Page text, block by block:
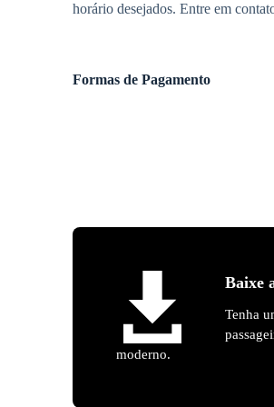
horário desejados. Entre em
Formas de Pagamento
Baixe
Tenha
moderno.